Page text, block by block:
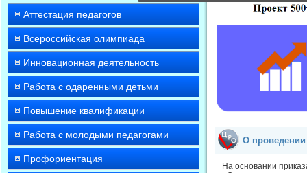
Аттестация педагогов
Всероссийская олимпиада
Инновационная деятельность
Работа с одаренными детьми
Повышение квалификации
Работа с молодыми педагогами
Профориентация
О проведении
На основании